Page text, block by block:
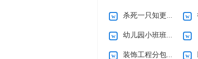
杀死一只知更鸟读后感
幼儿园小班班级工作计划
装饰工程分包合同